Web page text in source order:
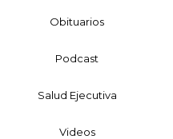
Obituarios
Podcast
Salud Ejecutiva
Videos